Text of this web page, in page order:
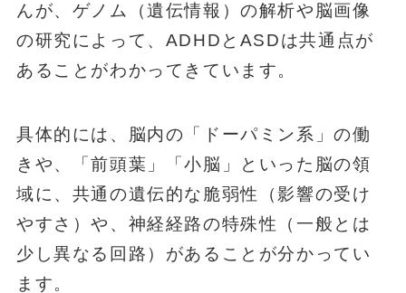
んが、ゲノム（遺伝情報）の解析や脳画像
の研究によって、ADHDとASDは共通点が
あることがわかってきています。
具体的には、脳内の「ドーパミン系」の働
きや、「前頭葉」「小脳」といった脳の領
域に、共通の遺伝的な脆弱性（影響の受け
やすさ）や、神経経路の特殊性（一般とは
少し異なる回路）があることが分かってい
ます。